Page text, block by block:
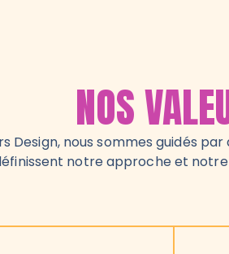
NOS
Design, nous sommes guidés
notre approche et